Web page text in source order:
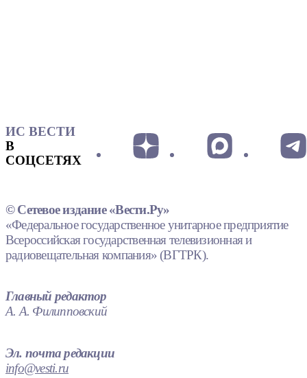
ИС ВЕСТИ
В
СОЦСЕТЯХ
© Сетевое издание «Вести.Ру»
«Федеральное государственное унитарное предприятие
Всероссийская государственная телевизионная и
радиовещательная компания» (ВГТРК).
Главный редактор
А. А. Филипповский
Эл. почта редакции
info@vesti.ru